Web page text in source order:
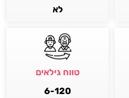
לא
טווח גילאים
6-120